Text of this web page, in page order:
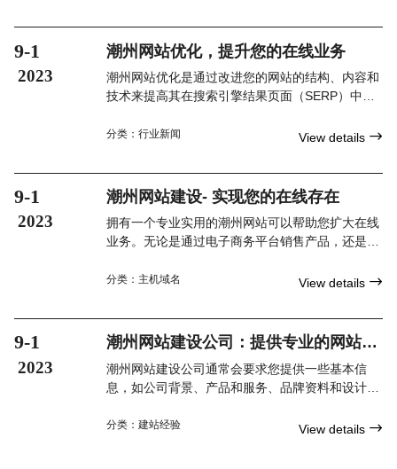
9-1
2023
潮州网站优化，提升您的在线业务
潮州网站优化是通过改进您的网站的结构、内容和
技术来提高其在搜索引擎结果页面（SERP）中的
索时更容易被找到。通过针对具体的关键词和搜索
量，并与您的目标受众建立更紧密的联系。
分类： 行业新闻 View details 
9-1
2023
潮州网站建设- 实现您的在线存在
拥有一个专业实用的潮州网站可以帮助您扩大在线
业务。无论是通过电子商务平台销售产品，还是通
用的网站可以帮助您吸引更多的客户并增加销售
分类： 主机域名 View details 
9-1
2023
潮州网站建设公司：提供专业的网站建
设服务
潮州网站建设公司通常会要求您提供一些基本信
息，如公司背景、产品和服务、品牌资料和设计参
他们能够制定一个完整的网站方案。
分类： 建站经验 View details 